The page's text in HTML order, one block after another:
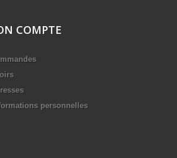
COMPTE
personnelles